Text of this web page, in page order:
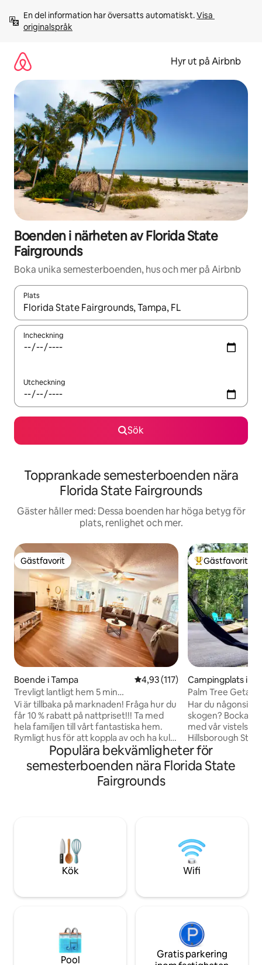
innehåll
En del information har översatts automatiskt. Visa
originalspråk
Hyr ut på Airbnb
Boenden i närheten av Florida State
Fairgrounds
Boka unika semesterboenden, hus och mer på Airbnb
Plats
När resultaten är tillgängliga kan du navigera med upp- och
Incheckning
Utcheckning
Sök
Topprankade semesterboenden nära
Florida State Fairgrounds
Gäster håller med: Dessa boenden har höga betyg för
plats, renlighet och mer.
Gästfavorit
Gästfavorit
Boende i Tampa 4,93 av 5 i genomsnittligt
4,93 (117)
Trevligt lantligt hem 5 min
amfiteater/mässa
Vi är tillbaka på marknaden! Fråga hur du
får 10 % rabatt på nattpriset!!! Ta med
hela familjen till vårt fantastiska hem.
Rymligt hus för att koppla av och ha kul.
Perfekt läge centralt för alla Tampa-
attraktioner. 2 mil till Hard Rock Casino,
MidFlorida Amphitheatre, & Florida
Fairgrounds. 10 minuter till Bush
bara några minuter bort, 45 minuter till
Clearwater och St. Pete. 55 miles till
Disneyworld.
Populär
Gästfavorit
Campingplats i
sa
Palm Tree
Har du någonsin
skogen? Bocka
med vår vistelse i
Hillsborough
PureWow som en
stugorna. Detta moderna, lyxiga minihus
har genomtänkt
som på ett spa,
TV och en
värme.
Populära bekvämligheter för
semesterboenden nära Florida State
Fairgrounds
Kök Wifi
Pool
Gratis parkering